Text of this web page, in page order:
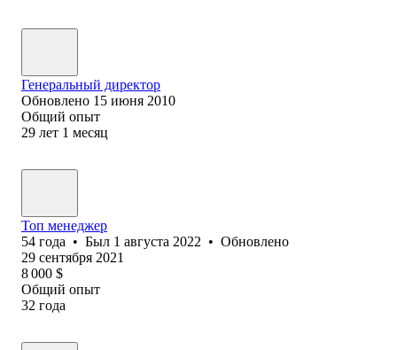
Генеральный директор
Обновлено 15 июня 2010
Общий опыт
29 лет 1 месяц
Топ менеджер
54 года • Был 1 августа 2022 • Обновлено
29 сентября 2021
8 000 $
Общий опыт
32 года